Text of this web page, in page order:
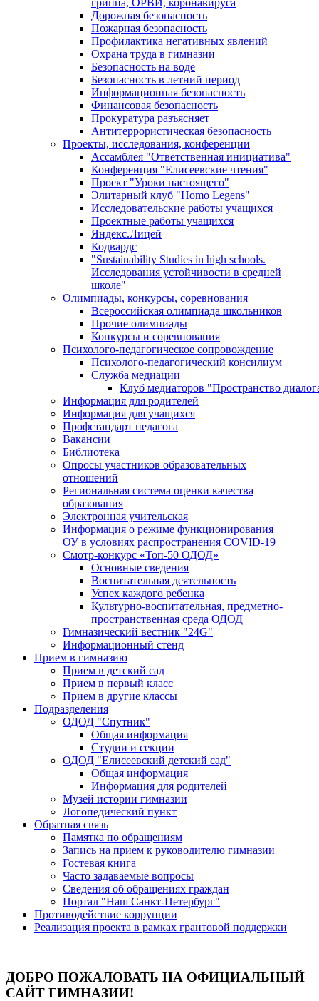
гриппа, ОРВИ, коронавируса
Дорожная безопасность
Пожарная безопасность
Профилактика негативных явлений
Охрана труда в гимназии
Безопасность на воде
Безопасность в летний период
Информационная безопасность
Финансовая безопасность
Прокуратура разъясняет
Антитеррористическая безопасность
Проекты, исследования, конференции
Ассамблея "Ответственная инициатива"
Конференция "Елисеевские чтения"
Проект "Уроки настоящего"
Элитарный клуб "Homo Legens"
Исследовательские работы учащихся
Проектные работы учащихся
Яндекс.Лицей
Кодвардс
"Sustainability Studies in high schools.
Исследования устойчивости в средней
школе"
Олимпиады, конкурсы, соревнования
Всероссийская олимпиада школьников
Прочие олимпиады
Конкурсы и соревнования
Психолого-педагогическое сопровождение
Психолого-педагогический консилиум
Служба медиации
Клуб медиаторов "Пространство
Информация для родителей
Информация для учащихся
Профстандарт педагога
Вакансии
Библиотека
Опросы участников образовательных
отношений
Региональная система оценки качества
образования
Электронная учительская
Информация о режиме функционирования
ОУ в условиях распространения COVID-19
Смотр-конкурс «Топ-50 ОДОД»
Основные сведения
Воспитательная деятельность
Успех каждого ребенка
Культурно-воспитательная, предметно-
пространственная среда ОДОД
Гимназический вестник "24G"
Информационный стенд
Прием в гимназию
Прием в детский сад
Прием в первый класс
Прием в другие классы
Подразделения
ОДОД "Спутник"
Общая информация
Студии и секции
ОДОД "Елисеевский детский сад"
Общая информация
Информация для родителей
Музей истории гимназии
Логопедический пункт
Обратная связь
Памятка по обращениям
Запись на прием к руководителю гимназии
Гостевая книга
Часто задаваемые вопросы
Сведения об обращениях граждан
Портал "Наш Санкт-Петербург"
Противодействие коррупции
Реализация проекта в рамках грантовой поддержки
ДОБРО ПОЖАЛОВАТЬ НА ОФИЦИАЛЬНЫЙ
САЙТ ГИМНАЗИИ!